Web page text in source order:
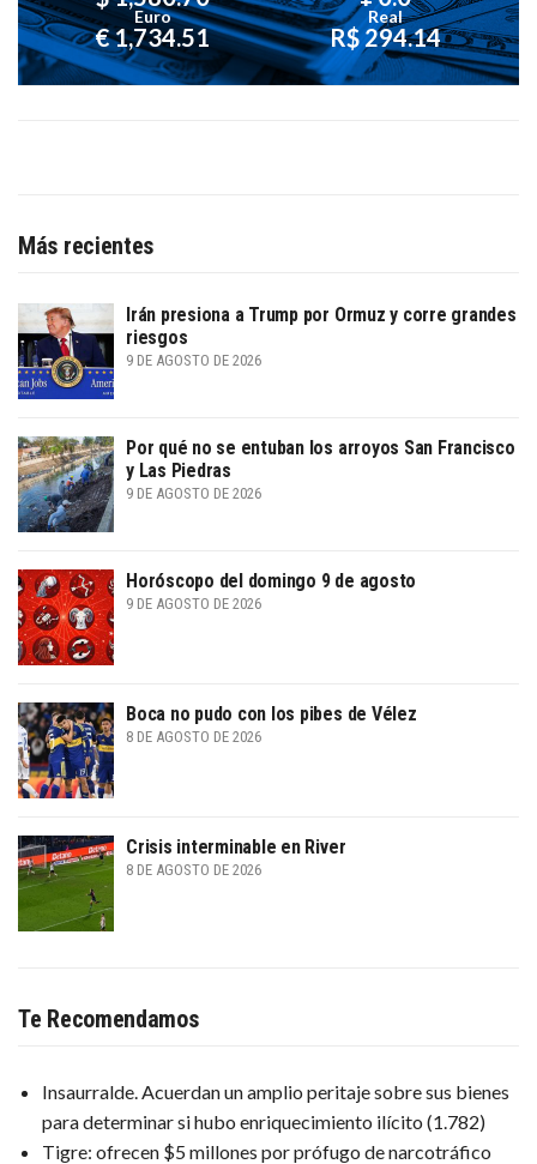
Euro
€ 1,734.51
Real
R$ 294.14
Más recientes
Irán presiona a Trump por Ormuz y corre grandes
riesgos
9 DE AGOSTO DE 2026
Por qué no se entuban los arroyos San Francisco
y Las Piedras
9 DE AGOSTO DE 2026
Horóscopo del domingo 9 de agosto
9 DE AGOSTO DE 2026
Boca no pudo con los pibes de Vélez
8 DE AGOSTO DE 2026
Crisis interminable en River
8 DE AGOSTO DE 2026
Te Recomendamos
Insaurralde. Acuerdan un amplio peritaje sobre sus bienes
para determinar si hubo enriquecimiento ilícito (1.782)
Tigre: ofrecen $5 millones por prófugo de narcotráfico